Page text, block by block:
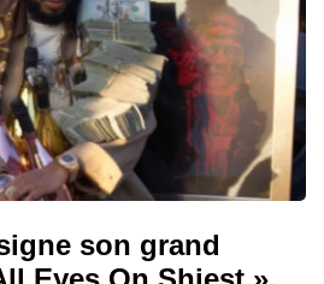
son grand